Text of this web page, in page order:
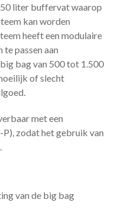
liter buffervat waarop
kan worden
heeft een modulaire
te passen aan
bag van 500 tot 1.500
of slecht
met een
zodat het gebruik van
van de big bag